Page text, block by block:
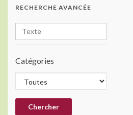
RECHERCHE AVANCÉE
Catégories